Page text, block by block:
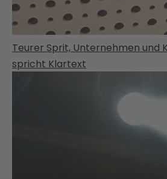
Teurer Sprit, Unternehmen und
spricht Klartext